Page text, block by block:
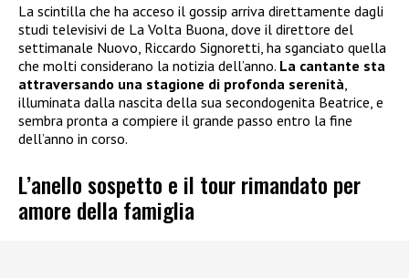
La scintilla che ha acceso il gossip arriva direttamente dagli
studi televisivi de La Volta Buona, dove il direttore del
settimanale Nuovo, Riccardo Signoretti, ha sganciato quella
che molti considerano la notizia dell’anno. La cantante sta
attraversando una stagione di profonda serenità
illuminata dalla nascita della sua secondogenita Beatrice, e
sembra pronta a compiere il grande passo entro la fine
dell’anno in corso.
L’anello sospetto e il tour rimandato per
amore della famiglia